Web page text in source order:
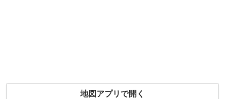
地図アプリで開く